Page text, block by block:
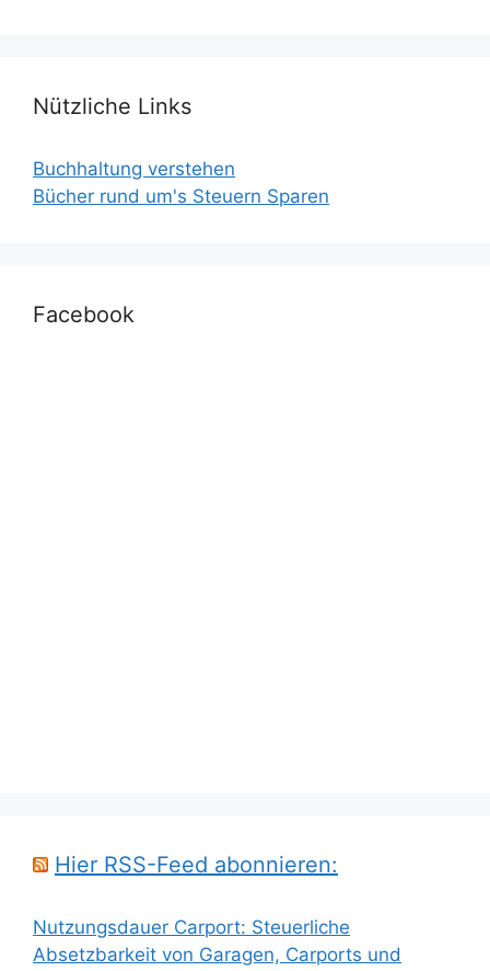
Nützliche Links
Buchhaltung verstehen
Bücher rund um's Steuern Sparen
Facebook
Hier RSS-Feed abonnieren:
Nutzungsdauer Carport: Steuerliche
Absetzbarkeit von Garagen, Carports und